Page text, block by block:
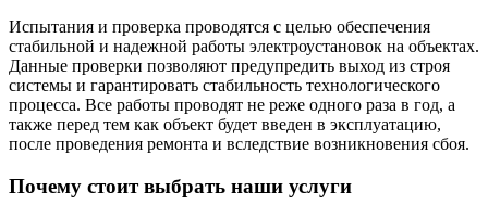
Испытания и проверка проводятся с целью обеспечения
стабильной и надежной работы электроустановок на объектах.
Данные проверки позволяют предупредить выход из строя
системы и гарантировать стабильность технологического
процесса. Все работы проводят не реже одного раза в год, а
также перед тем как объект будет введен в эксплуатацию,
после проведения ремонта и вследствие возникновения сбоя.
Почему стоит выбрать наши услуги